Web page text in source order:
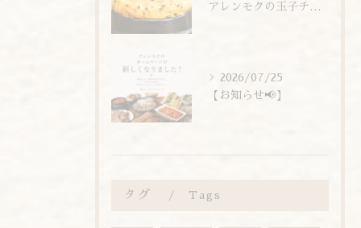
アレンモクの玉子チムは、玉子を惜しまず6個分使用しています！
2026/07/25
【お知らせ📢】
タグ Tags